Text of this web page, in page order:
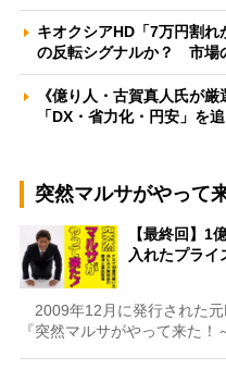
キオクシアHD「7万円割
の反転シグナルか？ 市場
《億り人・古賀真人氏が
「DX・省力化・円安」を
突然マルサがやって
【最終回】1
入れたプラ
2009年12月に発行された
『突然マルサがやって来た！